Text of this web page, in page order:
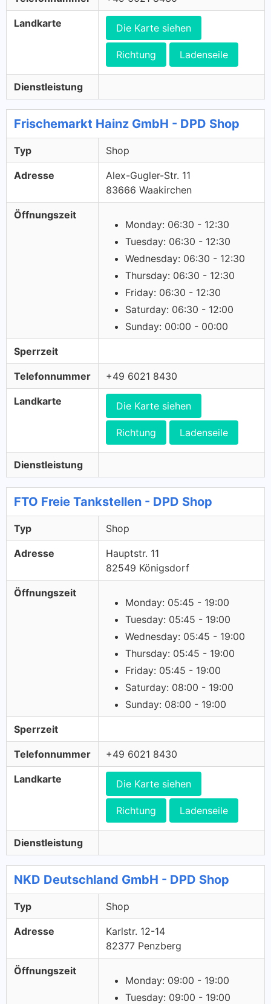
Landkarte Die Karte siehen
Richtung Ladenseile
Dienstleistung
Frischemarkt Hainz GmbH - DPD Shop
Typ Shop
Adresse
Alex-Gugler-Str. 11
83666 Waakirchen
Öffnungszeit
Monday: 06:30 - 12:30
Tuesday: 06:30 - 12:30
Wednesday: 06:30 - 12:30
Thursday: 06:30 - 12:30
Friday: 06:30 - 12:30
Saturday: 06:30 - 12:00
Sunday: 00:00 - 00:00
Sperrzeit
Telefonnummer +49 6021 8430
Landkarte Die Karte siehen
Richtung Ladenseile
Dienstleistung
FTO Freie Tankstellen - DPD Shop
Typ Shop
Adresse
Hauptstr. 11
82549 Königsdorf
Öffnungszeit
Monday: 05:45 - 19:00
Tuesday: 05:45 - 19:00
Wednesday: 05:45 - 19:00
Thursday: 05:45 - 19:00
Friday: 05:45 - 19:00
Saturday: 08:00 - 19:00
Sunday: 08:00 - 19:00
Sperrzeit
Telefonnummer +49 6021 8430
Landkarte Die Karte siehen
Richtung Ladenseile
Dienstleistung
NKD Deutschland GmbH - DPD Shop
Typ Shop
Adresse
Karlstr. 12-14
82377 Penzberg
Öffnungszeit
Monday: 09:00 - 19:00
Tuesday: 09:00 - 19:00